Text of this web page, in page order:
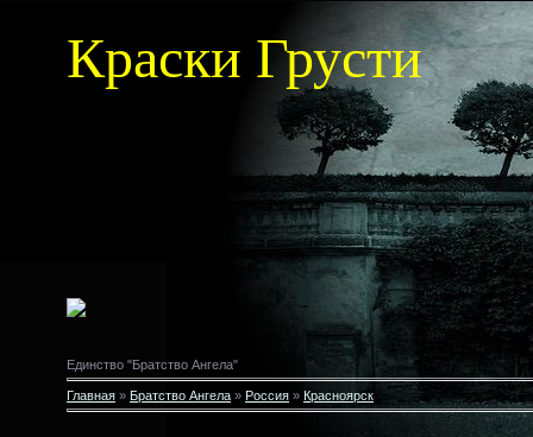
Краски Грусти
Единство "Братство Ангела"
Главная » Братство Ангела » Россия » Красноярск